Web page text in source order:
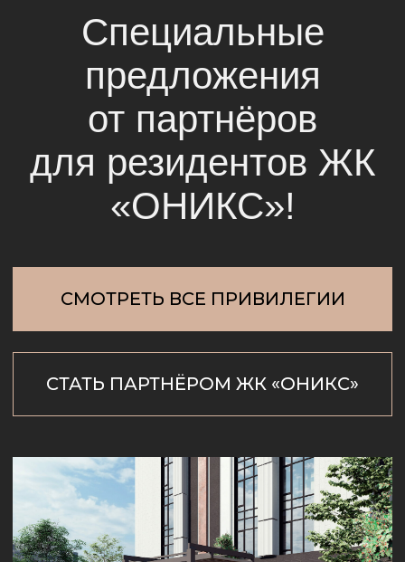
/О КНИГЕ ПРИВИЛЕГИЙ
Резиденты ЖК «Оникс»
получают привилегии от
Приобретая квартиру в ЖК «ОНИКС»,
вы получаете доступ к специальным
предложениям и скидкам от наших